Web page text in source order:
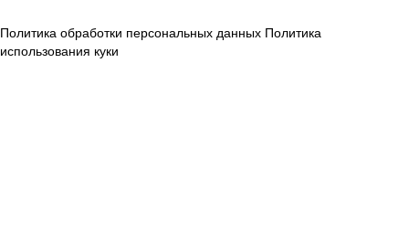
Политика обработки персональных данных Политика
использования куки